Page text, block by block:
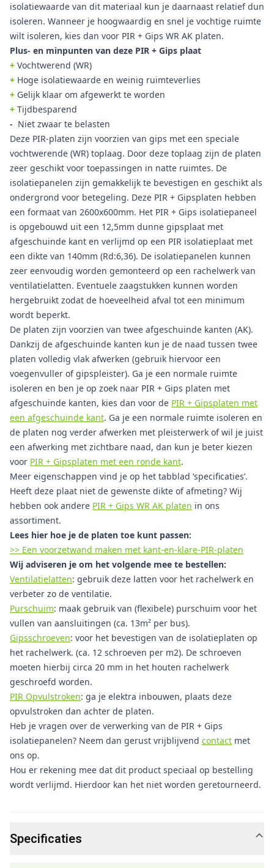
isolatiewaarde van dit materiaal kun je daarnaast relatief dun
isoleren. Wanneer je hoogwaardig en snel je vochtige ruimte
wilt isoleren, kies dan voor PIR + Gips WR AK platen.
Plus- en minpunten van deze PIR + Gips plaat
+ Vochtwerend (WR)
+ Hoge isolatiewaarde en weinig ruimteverlies
+ Gelijk klaar om afgewerkt te worden
+ Tijdbesparend
- Niet zwaar te belasten
Deze PIR-platen zijn voorzien van gips met een speciale
vochtwerende (WR) toplaag. Door deze toplaag zijn de platen
zeer geschikt voor toepassingen in natte ruimtes. De
isolatiepanelen zijn gemakkelijk te bevestigen en geschikt als
ondergrond voor betegeling. Deze PIR + Gipsplaten hebben
een formaat van 2600x600mm. Het PIR + Gips isolatiepaneel
is opgebouwd uit een 12,5mm dunne gipsplaat met
afgeschuinde kant en verlijmd op een PIR isolatieplaat met
een dikte van 140mm (Rd:6,36). De isolatiepanelen kunnen
zeer eenvoudig worden gemonteerd op een rachelwerk van
ventilatielatten. Eventuele zaagstukken kunnen worden
hergebruikt zodat de hoeveelheid afval tot een minimum
wordt beperkt.
De platen zijn voorzien van twee afgeschuinde kanten (AK).
Dankzij de afgeschuinde kanten kun je de naad tussen twee
platen volledig vlak afwerken (gebruik hiervoor een
voegenvuller of gipspleister). Ga je een normale ruimte
isoleren en ben je op zoek naar PIR + Gips platen met
afgeschuinde kanten, kies dan voor de PIR + Gipsplaten met
een afgeschuinde kant. Ga je een normale ruimte isoleren en
de platen nog verder afwerken met pleisterwerk of wil je juist
een afwerking met zichtbare naad, dan kun je beter kiezen
voor PIR + Gipsplaten met een ronde kant.
Meer eigenschappen vind je op het tabblad ‘specificaties’.
Heeft deze plaat niet de gewenste dikte of afmeting? Wij
hebben ook andere PIR + Gips WR AK platen in ons
assortiment.
Lees hier hoe je de platen toe kunt passen:
>> Een voorzetwand maken met kant-en-klare-PIR-platen
Wij adviseren je om het volgende mee te bestellen:
Ventilatielatten: gebruik deze latten voor het rachelwerk en
verbeter zo de ventilatie.
Purschuim: maak gebruik van (flexibele) purschuim voor het
vullen van aansluitingen (ca. 13m² per bus).
Gipsschroeven: voor het bevestigen van de isolatieplaten op
het rachelwerk. (ca. 12 schroeven per m2). De schroeven
moeten hierbij circa 20 mm in het houten rachelwerk
geschroefd worden.
PIR Opvulstroken: ga je elektra inbouwen, plaats deze
opvulstroken dan achter de platen.
Heb je vragen over de verwerking van de PIR + Gips
isolatiepanelen? Neem dan gerust vrijblijvend contact met
ons op.
Hou er rekening mee dat dit product speciaal op bestelling
wordt verlijmd. Hierdoor kan het niet worden geretourneerd.
Specificaties